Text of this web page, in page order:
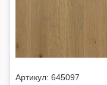
Артикул: 645097